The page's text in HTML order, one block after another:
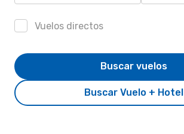
Vuelos directos
Buscar Vuelo + Hotel
Buscar vuelos